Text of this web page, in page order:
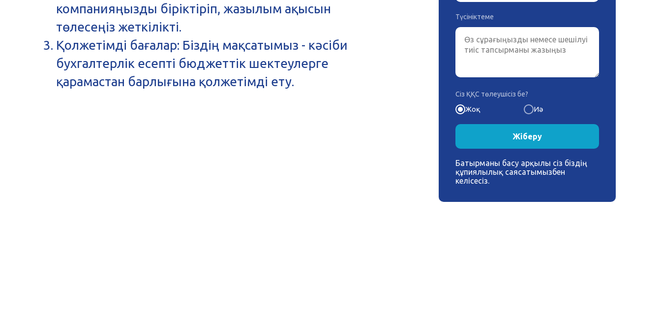
компанияңызды біріктіріп, жазылым ақысын
төлесеңіз жеткілікті.
Қолжетімді бағалар: Біздің мақсатымыз - кәсіби
бухгалтерлік есепті бюджеттік шектеулерге
қарамастан барлығына қолжетімді ету.
Түсініктеме
Сіз ҚҚС төлеушісіз бе?
Жоқ Иә
Жіберу
Батырманы басу арқылы сіз біздің
құпиялылық саясатымызбен
келісесіз.